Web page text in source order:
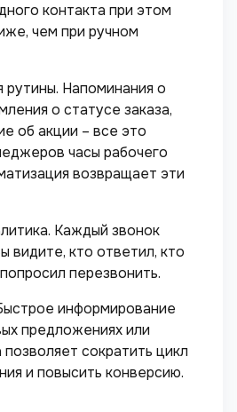
контакта при этом
чем при ручном
рутины. Напоминания о
о статусе заказа,
об акции – все это
часы рабочего
возвращает эти
Каждый звонок
видите, кто ответил, кто
перезвонить.
информирование
предложениях или
позволяет сократить цикл
и повысить конверсию.